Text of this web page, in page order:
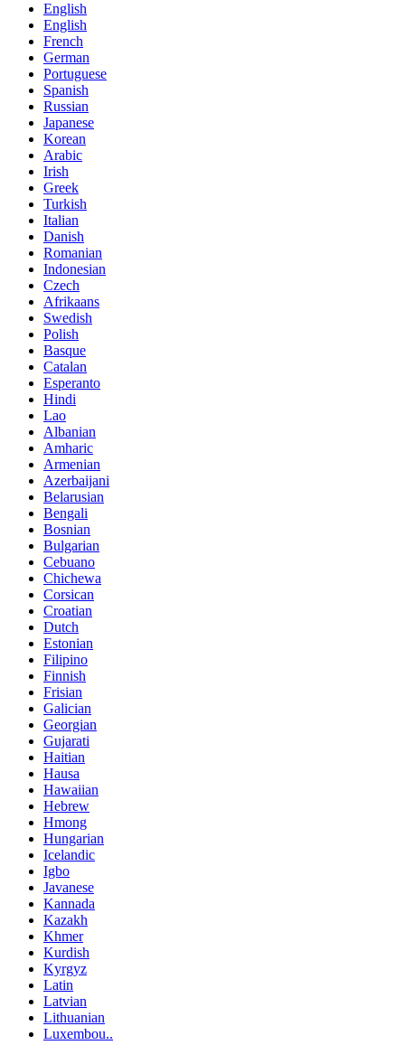
English
English
French
German
Portuguese
Spanish
Russian
Japanese
Korean
Arabic
Irish
Greek
Turkish
Italian
Danish
Romanian
Indonesian
Czech
Afrikaans
Swedish
Polish
Basque
Catalan
Esperanto
Hindi
Lao
Albanian
Amharic
Armenian
Azerbaijani
Belarusian
Bengali
Bosnian
Bulgarian
Cebuano
Chichewa
Corsican
Croatian
Dutch
Estonian
Filipino
Finnish
Frisian
Galician
Georgian
Gujarati
Haitian
Hausa
Hawaiian
Hebrew
Hmong
Hungarian
Icelandic
Igbo
Javanese
Kannada
Kazakh
Khmer
Kurdish
Kyrgyz
Latin
Latvian
Lithuanian
Luxembou..